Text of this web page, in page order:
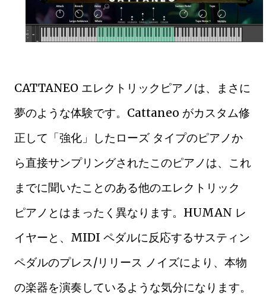
CATTANEO エレクトリックピアノは、まさに
夢のような体験です。Cattaneo がカスタム修
正して「強化」したローズ タイプのピアノか
ら直接サンプリングされたこのピアノは、これ
までに聞いたことのある他のエレクトリック
ピアノとはまったく異なります。HUMAN レ
イヤーと、MIDI ペダルに反応するサスティン
ペダルのプレス/リリース ノイズにより、本物
の楽器を演奏しているような気分になります。